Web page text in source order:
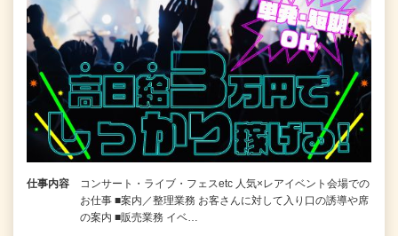
仕事内容
コンサート・ライブ・フェスetc 人気×レアイベント会場での
お仕事 ■案内／整理業務 お客さんに対して入り口の誘導や席
の案内 ■販売業務 イベ…